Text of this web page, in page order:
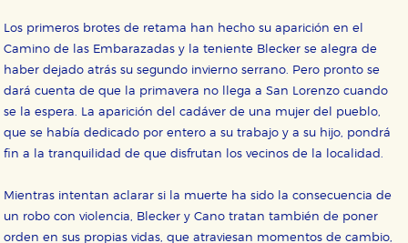
Los primeros brotes de retama han hecho su aparición en el
Camino de las Embarazadas y la teniente Blecker se alegra de
haber dejado atrás su segundo invierno serrano. Pero pronto se
dará cuenta de que la primavera no llega a San Lorenzo cuando
se la espera. La aparición del cadáver de una mujer del pueblo,
que se había dedicado por entero a su trabajo y a su hijo, pondrá
fin a la tranquilidad de que disfrutan los vecinos de la localidad.
Mientras intentan aclarar si la muerte ha sido la consecuencia de
un robo con violencia, Blecker y Cano tratan también de poner
orden en sus propias vidas, que atraviesan momentos de cambio,